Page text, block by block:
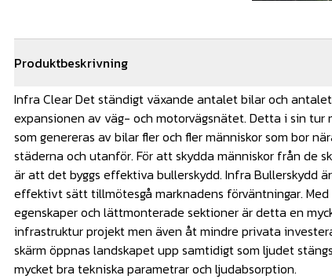
Produktbeskrivning
Infra Clear Det ständigt växande antalet bilar och
expansionen av väg- och motorvägsnätet. Detta i sin tur
som genereras av bilar fler och fler människor som bor
städerna och utanför. För att skydda människor från de
är att det byggs effektiva bullerskydd. Infra Bullerskydd
effektivt sätt tillmötesgå marknadens förväntningar.
egenskaper och lättmonterade sektioner är detta en
infrastruktur projekt men även åt mindre privata
skärm öppnas landskapet upp samtidigt som ljudet
mycket bra tekniska parametrar och ljudabsorption.